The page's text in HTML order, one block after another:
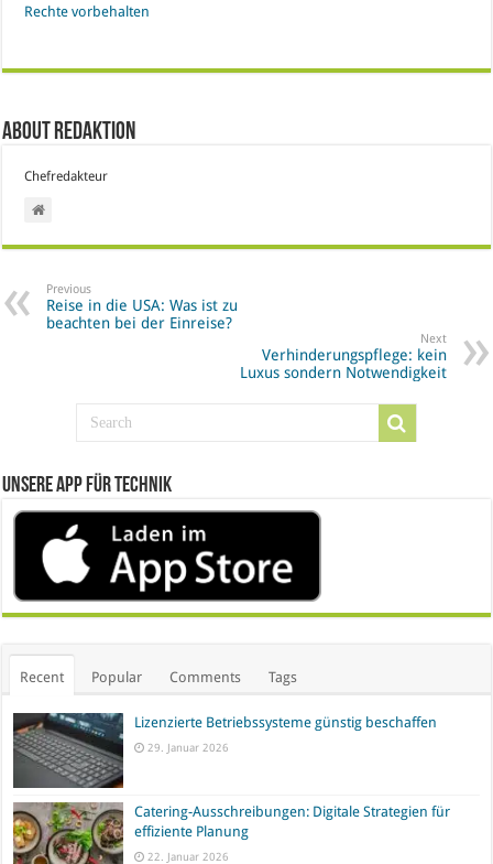
Rechte vorbehalten
About Redaktion
Chefredakteur
Previous
Reise in die USA: Was ist zu
beachten bei der Einreise?
Next
Verhinderungspflege: kein
Luxus sondern Notwendigkeit
Unsere App für Technik
Recent Popular Comments Tags
Lizenzierte Betriebssysteme günstig beschaffen
29. Januar 2026
Catering-Ausschreibungen: Digitale Strategien für
effiziente Planung
22. Januar 2026